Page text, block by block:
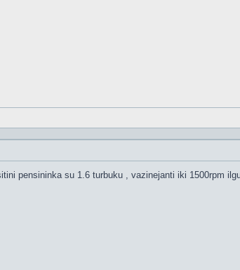
pensininka su 1.6 turbuku , vazinejanti iki 1500rpm